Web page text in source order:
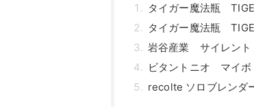
タイガー魔法瓶
タイガー魔法瓶
岩谷産業 サイレント
ビタントニオ マイボ
recolte ソロブレンダ